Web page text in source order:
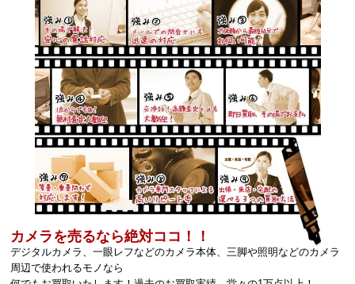
カメラを売るなら絶対ココ！！
デジタルカメラ、一眼レフなどのカメラ本体、三脚や照明などのカメラ
周辺で使われるモノなら